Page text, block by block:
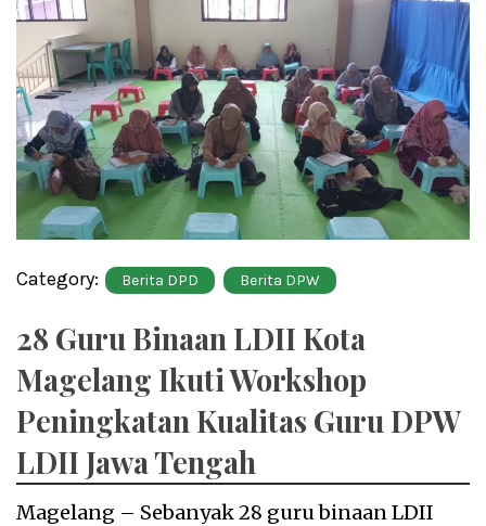
Category: Berita DPD Berita DPW
28 Guru Binaan LDII Kota
Magelang Ikuti Workshop
Peningkatan Kualitas Guru DPW
LDII Jawa Tengah
Magelang – Sebanyak 28 guru binaan LDII